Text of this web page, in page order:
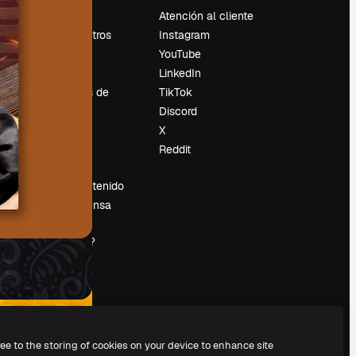
Sobre nosotros
Tendencias de
Vender contenido
Sala de prensa
magnific.ai?
Atención al cliente
Instagram
YouTube
LinkedIn
TikTok
Discord
X
Reddit
to the storing of cookies on your device to enhance site